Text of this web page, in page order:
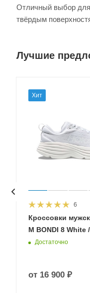
Отличный выбор для
твёрдым
Лучшие
Хит
6
Кроссовки
M BONDI 8 White
Достаточно
от 16 900 ₽